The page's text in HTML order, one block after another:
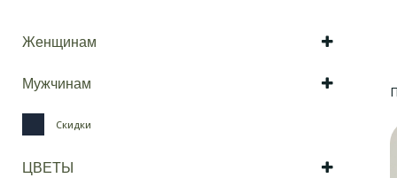
Женщинам
Танги
Боксеры
Мужчинам
Транки
Скидки
ЦВЕТЫ